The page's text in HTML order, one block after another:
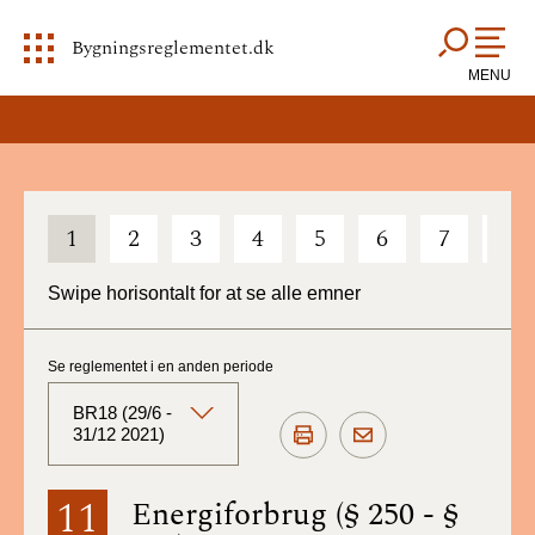
Bygningsreglementet.dk
MENU
1 2 3 4 5 6 7
Swipe horisontalt for at se alle emner
11 Energiforbrug (§ 250 - §
Se reglementet i en anden periode
BR18 (29/6 -
31/12 2021)
BR18 (Aktuelt)